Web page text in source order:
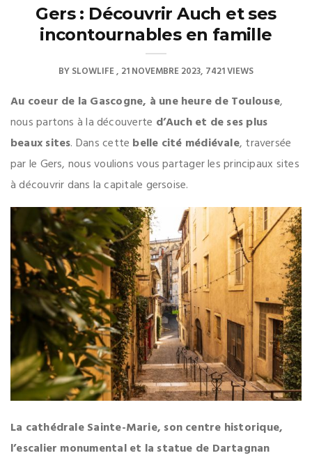
Gers : Découvrir Auch et ses
incontournables en famille
BYSLOWLIFE 21 NOVEMBRE 2023 7421 VIEWS
Au coeur de la Gascogne, à une heure de Toulouse,
nous partons à la découverte d’Auch et de ses plus
beaux sites. Dans cette belle cité médiévale, traversée
par le Gers, nous voulions vous partager les principaux sites
à découvrir dans la capitale gersoise.
La cathédrale Sainte-Marie, son centre historique,
l’escalier monumental et la statue de Dartagnan